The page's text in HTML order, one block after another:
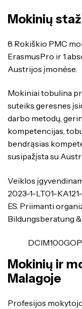
Mokinių
8 Rokiškio PMC
ErasmusPro ir 1
Austrijos įmonėse.
Mokiniai tobulina
suteiks geresnes
darbo metodų,
kompetencijas,
bendrąsias
susipažįsta su
Veiklos
2023-1-LT01-
ES. Priimanti
Bildungsberatung
Mokinių ir
Malagoje
Profesijos